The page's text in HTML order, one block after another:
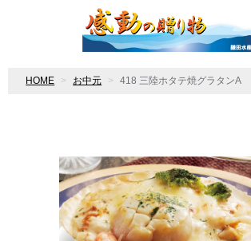
HOME お中元 418 三陸ホタテ焼グラタンA